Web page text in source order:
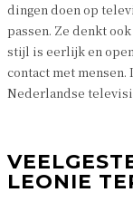
dingen doen op
passen. Ze denkt
stijl is eerlijk en
contact met
Nederlandse
LEONIE